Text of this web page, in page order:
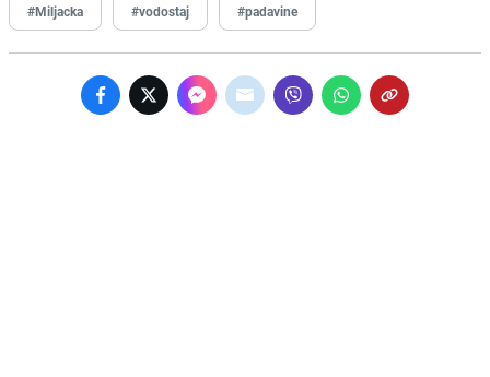
#Miljacka #vodostaj #padavine